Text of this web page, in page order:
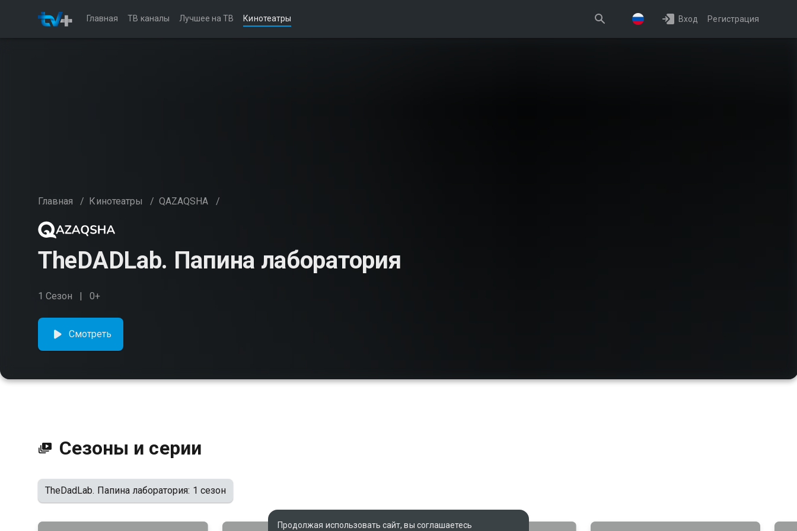
Главная ТВ каналы Лучшее на ТВ Кинотеатры Вход Регистрация
Главная / Кинотеатры / QAZAQSHA /
TheDADLab. Папина лаборатория
1 Сезон 0+
Смотреть
Сезоны и серии
TheDadLab. Папина лаборатория: 1 сезон
Продолжая использовать сайт, вы соглашаетесь